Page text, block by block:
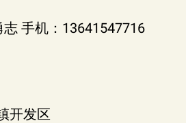
手机：13641547716
开发区